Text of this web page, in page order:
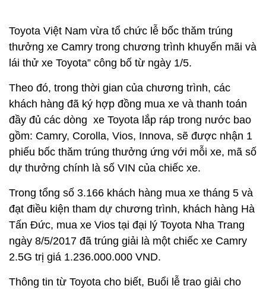
Toyota Việt Nam vừa tổ chức lễ bốc thăm trúng
thưởng xe Camry trong chương trình khuyến mãi và
lái thử xe Toyota” công bố từ ngày 1/5.
Theo đó, trong thời gian của chương trình, các
khách hàng đã ký hợp đồng mua xe và thanh toán
đầy đủ các dòng xe Toyota lắp ráp trong nước bao
gồm: Camry, Corolla, Vios, Innova, sẽ được nhận 1
phiếu bốc thăm trúng thưởng ứng với mỗi xe, mã số
dự thưởng chính là số VIN của chiếc xe.
Trong tổng số 3.166 khách hàng mua xe tháng 5 và
đạt điều kiện tham dự chương trình, khách hàng Hà
Tấn Đức, mua xe Vios tại đại lý Toyota Nha Trang
ngày 8/5/2017 đã trúng giải là một chiếc xe Camry
2.5G trị giá 1.236.000.000 VND.
Thông tin từ Toyota cho biết, Buổi lễ trao giải cho